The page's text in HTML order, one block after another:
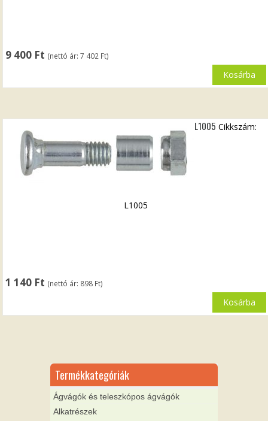
9 400 Ft (nettó ár:7 402 Ft)
Kosárba
L1005
1 140 Ft (nettó ár: 898 Ft)
Cikkszám:
L1005
Kosárba
Termékkategóriák
Ágvágók és teleszkópos ágvágók
Alkatrészek